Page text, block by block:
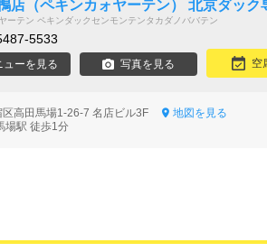
店（ペキンカォヤーテン） 北京ダック
ーテン ペキンダックセンモンテンタカダノババテン
5533
ューを見る 写真を見る 空
区高田馬場1-26-7 名店ビル3F
地図を見る
場駅 徒歩1分